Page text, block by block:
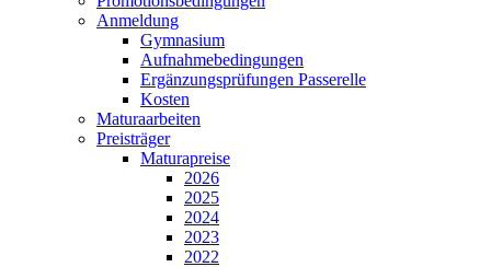
Anmeldung
Gymnasium
Aufnahmebedingungen
Ergänzungsprüfungen Passerelle
Kosten
Maturaarbeiten
Preisträger
Maturapreise
2026
2025
2024
2023
2022